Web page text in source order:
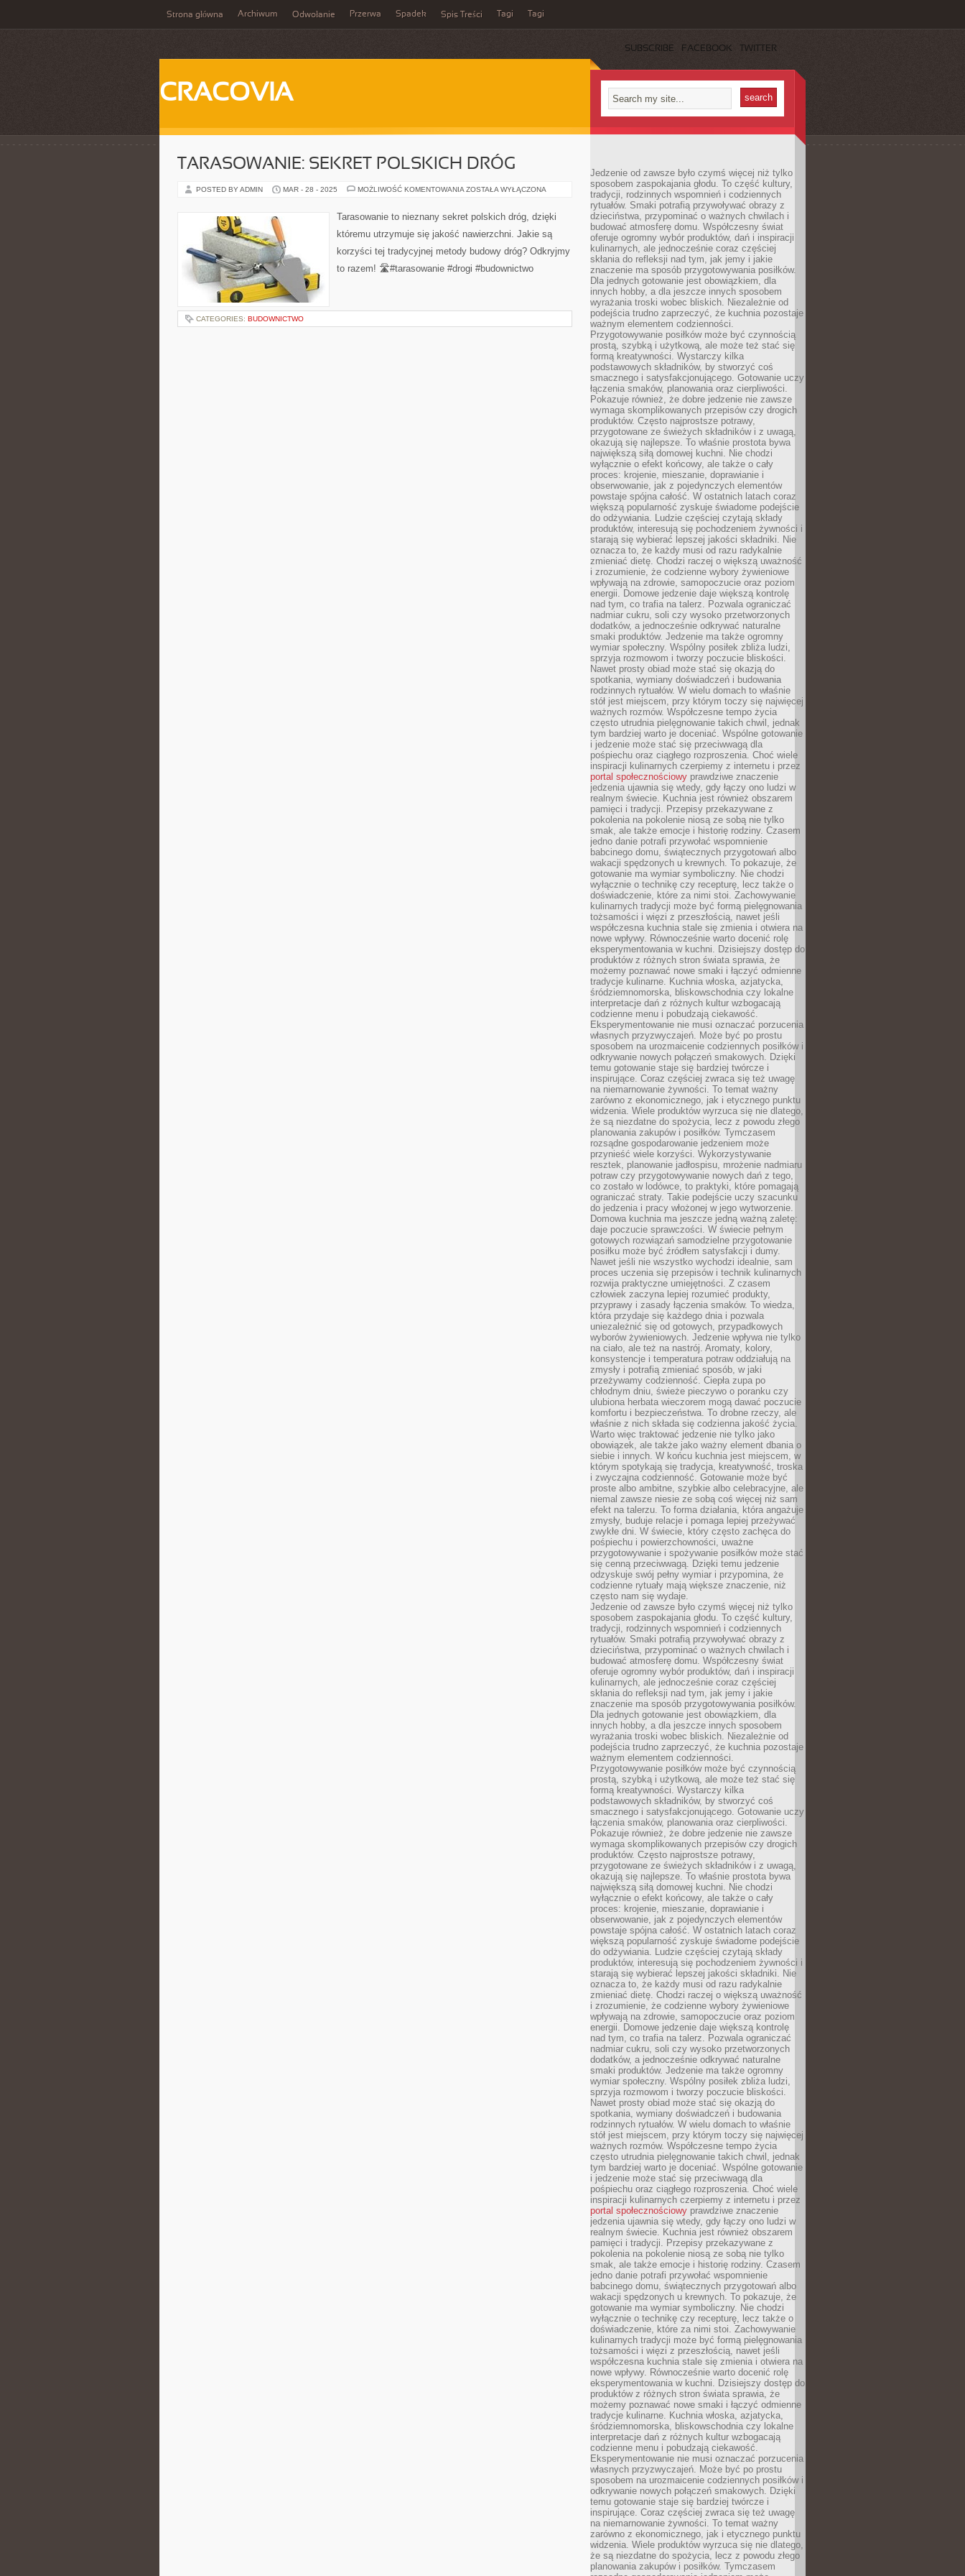
Strona główna Archiwum Odwołanie Przerwa Spadek Spis Treści Tagi Tagi
SUBSCRIBE FACEBOOK TWITTER
CRACOVIA
TARASOWANIE: SEKRET POLSKICH DRÓG
POSTED BY ADMIN MAR - 28 - 2025 MOŻLIWOŚĆ KOMENTOWANIA TARASOWANIE:
DRÓG
ZOSTAŁA WYŁĄCZONA
Tarasowanie to nieznany sekret polskich dróg, dzięki
któremu utrzymuje się jakość nawierzchni. Jakie są
korzyści tej tradycyjnej metody budowy dróg? Odkryjmy
to razem! 🛣️#tarasowanie #drogi #budownictwo
CATEGORIES: BUDOWNICTWO
Jedzenie od zawsze było czymś więcej niż tylko
sposobem zaspokajania głodu. To część kultury,
tradycji, rodzinnych wspomnień i codziennych
rytuałów. Smaki potrafią przywoływać obrazy z
dzieciństwa, przypominać o ważnych chwilach i
budować atmosferę domu. Współczesny świat
oferuje ogromny wybór produktów, dań i inspiracji
kulinarnych, ale jednocześnie coraz częściej
skłania do refleksji nad tym, jak jemy i jakie
znaczenie ma sposób przygotowywania posiłków.
Dla jednych gotowanie jest obowiązkiem, dla
innych hobby, a dla jeszcze innych sposobem
wyrażania troski wobec bliskich. Niezależnie od
podejścia trudno zaprzeczyć, że kuchnia pozostaje
ważnym elementem codzienności.
Przygotowywanie posiłków może być czynnością
prostą, szybką i użytkową, ale może też stać się
formą kreatywności. Wystarczy kilka
podstawowych składników, by stworzyć coś
smacznego i satysfakcjonującego. Gotowanie uczy
łączenia smaków, planowania oraz cierpliwości.
Pokazuje również, że dobre jedzenie nie zawsze
wymaga skomplikowanych przepisów czy drogich
produktów. Często najprostsze potrawy,
przygotowane ze świeżych składników i z uwagą,
okazują się najlepsze. To właśnie prostota bywa
największą siłą domowej kuchni. Nie chodzi
wyłącznie o efekt końcowy, ale także o cały
proces: krojenie, mieszanie, doprawianie i
obserwowanie, jak z pojedynczych elementów
powstaje spójna całość. W ostatnich latach coraz
większą popularność zyskuje świadome podejście
do odżywiania. Ludzie częściej czytają składy
produktów, interesują się pochodzeniem żywności i
starają się wybierać lepszej jakości składniki. Nie
oznacza to, że każdy musi od razu radykalnie
zmieniać dietę. Chodzi raczej o większą uważność
i zrozumienie, że codzienne wybory żywieniowe
wpływają na zdrowie, samopoczucie oraz poziom
energii. Domowe jedzenie daje większą kontrolę
nad tym, co trafia na talerz. Pozwala ograniczać
nadmiar cukru, soli czy wysoko przetworzonych
dodatków, a jednocześnie odkrywać naturalne
smaki produktów. Jedzenie ma także ogromny
wymiar społeczny. Wspólny posiłek zbliża ludzi,
sprzyja rozmowom i tworzy poczucie bliskości.
Nawet prosty obiad może stać się okazją do
spotkania, wymiany doświadczeń i budowania
rodzinnych rytuałów. W wielu domach to właśnie
stół jest miejscem, przy którym toczy się najwięcej
ważnych rozmów. Współczesne tempo życia
często utrudnia pielęgnowanie takich chwil, jednak
tym bardziej warto je doceniać. Wspólne gotowanie
i jedzenie może stać się przeciwwagą dla
pośpiechu oraz ciągłego rozproszenia. Choć wiele
inspiracji kulinarnych czerpiemy z internetu i przez
portal społecznościowy prawdziwe znaczenie
jedzenia ujawnia się wtedy, gdy łączy ono ludzi w
realnym świecie. Kuchnia jest również obszarem
pamięci i tradycji. Przepisy przekazywane z
pokolenia na pokolenie niosą ze sobą nie tylko
smak, ale także emocje i historię rodziny. Czasem
jedno danie potrafi przywołać wspomnienie
babcinego domu, świątecznych przygotowań albo
wakacji spędzonych u krewnych. To pokazuje, że
gotowanie ma wymiar symboliczny. Nie chodzi
wyłącznie o technikę czy recepturę, lecz także o
doświadczenie, które za nimi stoi. Zachowywanie
kulinarnych tradycji może być formą pielęgnowania
tożsamości i więzi z przeszłością, nawet jeśli
współczesna kuchnia stale się zmienia i otwiera na
nowe wpływy. Równocześnie warto docenić rolę
eksperymentowania w kuchni. Dzisiejszy dostęp do
produktów z różnych stron świata sprawia, że
możemy poznawać nowe smaki i łączyć odmienne
tradycje kulinarne. Kuchnia włoska, azjatycka,
śródziemnomorska, bliskowschodnia czy lokalne
interpretacje dań z różnych kultur wzbogacają
codzienne menu i pobudzają ciekawość.
Eksperymentowanie nie musi oznaczać porzucenia
własnych przyzwyczajeń. Może być po prostu
sposobem na urozmaicenie codziennych posiłków i
odkrywanie nowych połączeń smakowych. Dzięki
temu gotowanie staje się bardziej twórcze i
inspirujące. Coraz częściej zwraca się też uwagę
na niemarnowanie żywności. To temat ważny
zarówno z ekonomicznego, jak i etycznego punktu
widzenia. Wiele produktów wyrzuca się nie dlatego,
że są niezdatne do spożycia, lecz z powodu złego
planowania zakupów i posiłków. Tymczasem
rozsądne gospodarowanie jedzeniem może
przynieść wiele korzyści. Wykorzystywanie
resztek, planowanie jadłospisu, mrożenie nadmiaru
potraw czy przygotowywanie nowych dań z tego,
co zostało w lodówce, to praktyki, które pomagają
ograniczać straty. Takie podejście uczy szacunku
do jedzenia i pracy włożonej w jego wytworzenie.
Domowa kuchnia ma jeszcze jedną ważną zaletę:
daje poczucie sprawczości. W świecie pełnym
gotowych rozwiązań samodzielne przygotowanie
posiłku może być źródłem satysfakcji i dumy.
Nawet jeśli nie wszystko wychodzi idealnie, sam
proces uczenia się przepisów i technik kulinarnych
rozwija praktyczne umiejętności. Z czasem
człowiek zaczyna lepiej rozumieć produkty,
przyprawy i zasady łączenia smaków. To wiedza,
która przydaje się każdego dnia i pozwala
uniezależnić się od gotowych, przypadkowych
wyborów żywieniowych. Jedzenie wpływa nie tylko
na ciało, ale też na nastrój. Aromaty, kolory,
konsystencje i temperatura potraw oddziałują na
zmysły i potrafią zmieniać sposób, w jaki
przeżywamy codzienność. Ciepła zupa po
chłodnym dniu, świeże pieczywo o poranku czy
ulubiona herbata wieczorem mogą dawać poczucie
komfortu i bezpieczeństwa. To drobne rzeczy, ale
właśnie z nich składa się codzienna jakość życia.
Warto więc traktować jedzenie nie tylko jako
obowiązek, ale także jako ważny element dbania o
siebie i innych. W końcu kuchnia jest miejscem, w
którym spotykają się tradycja, kreatywność, troska
i zwyczajna codzienność. Gotowanie może być
proste albo ambitne, szybkie albo celebracyjne, ale
niemal zawsze niesie ze sobą coś więcej niż sam
efekt na talerzu. To forma działania, która angażuje
zmysły, buduje relacje i pomaga lepiej przeżywać
zwykłe dni. W świecie, który często zachęca do
pośpiechu i powierzchowności, uważne
przygotowywanie i spożywanie posiłków może stać
się cenną przeciwwagą. Dzięki temu jedzenie
odzyskuje swój pełny wymiar i przypomina, że
codzienne rytuały mają większe znaczenie, niż
często nam się wydaje.
Jedzenie od zawsze było czymś więcej niż tylko
sposobem zaspokajania głodu. To część kultury,
tradycji, rodzinnych wspomnień i codziennych
rytuałów. Smaki potrafią przywoływać obrazy z
dzieciństwa, przypominać o ważnych chwilach i
budować atmosferę domu. Współczesny świat
oferuje ogromny wybór produktów, dań i inspiracji
kulinarnych, ale jednocześnie coraz częściej
skłania do refleksji nad tym, jak jemy i jakie
znaczenie ma sposób przygotowywania posiłków.
Dla jednych gotowanie jest obowiązkiem, dla
innych hobby, a dla jeszcze innych sposobem
wyrażania troski wobec bliskich. Niezależnie od
podejścia trudno zaprzeczyć, że kuchnia pozostaje
ważnym elementem codzienności.
Przygotowywanie posiłków może być czynnością
prostą, szybką i użytkową, ale może też stać się
formą kreatywności. Wystarczy kilka
podstawowych składników, by stworzyć coś
smacznego i satysfakcjonującego. Gotowanie uczy
łączenia smaków, planowania oraz cierpliwości.
Pokazuje również, że dobre jedzenie nie zawsze
wymaga skomplikowanych przepisów czy drogich
produktów. Często najprostsze potrawy,
przygotowane ze świeżych składników i z uwagą,
okazują się najlepsze. To właśnie prostota bywa
największą siłą domowej kuchni. Nie chodzi
wyłącznie o efekt końcowy, ale także o cały
proces: krojenie, mieszanie, doprawianie i
obserwowanie, jak z pojedynczych elementów
powstaje spójna całość. W ostatnich latach coraz
większą popularność zyskuje świadome podejście
do odżywiania. Ludzie częściej czytają składy
produktów, interesują się pochodzeniem żywności i
starają się wybierać lepszej jakości składniki. Nie
oznacza to, że każdy musi od razu radykalnie
zmieniać dietę. Chodzi raczej o większą uważność
i zrozumienie, że codzienne wybory żywieniowe
wpływają na zdrowie, samopoczucie oraz poziom
energii. Domowe jedzenie daje większą kontrolę
nad tym, co trafia na talerz. Pozwala ograniczać
nadmiar cukru, soli czy wysoko przetworzonych
dodatków, a jednocześnie odkrywać naturalne
smaki produktów. Jedzenie ma także ogromny
wymiar społeczny. Wspólny posiłek zbliża ludzi,
sprzyja rozmowom i tworzy poczucie bliskości.
Nawet prosty obiad może stać się okazją do
spotkania, wymiany doświadczeń i budowania
rodzinnych rytuałów. W wielu domach to właśnie
stół jest miejscem, przy którym toczy się najwięcej
ważnych rozmów. Współczesne tempo życia
często utrudnia pielęgnowanie takich chwil, jednak
tym bardziej warto je doceniać. Wspólne gotowanie
i jedzenie może stać się przeciwwagą dla
pośpiechu oraz ciągłego rozproszenia. Choć wiele
inspiracji kulinarnych czerpiemy z internetu i przez
portal społecznościowy prawdziwe znaczenie
jedzenia ujawnia się wtedy, gdy łączy ono ludzi w
realnym świecie. Kuchnia jest również obszarem
pamięci i tradycji. Przepisy przekazywane z
pokolenia na pokolenie niosą ze sobą nie tylko
smak, ale także emocje i historię rodziny. Czasem
jedno danie potrafi przywołać wspomnienie
babcinego domu, świątecznych przygotowań albo
wakacji spędzonych u krewnych. To pokazuje, że
gotowanie ma wymiar symboliczny. Nie chodzi
wyłącznie o technikę czy recepturę, lecz także o
doświadczenie, które za nimi stoi. Zachowywanie
kulinarnych tradycji może być formą pielęgnowania
tożsamości i więzi z przeszłością, nawet jeśli
współczesna kuchnia stale się zmienia i otwiera na
nowe wpływy. Równocześnie warto docenić rolę
eksperymentowania w kuchni. Dzisiejszy dostęp do
produktów z różnych stron świata sprawia, że
możemy poznawać nowe smaki i łączyć odmienne
tradycje kulinarne. Kuchnia włoska, azjatycka,
śródziemnomorska, bliskowschodnia czy lokalne
interpretacje dań z różnych kultur wzbogacają
codzienne menu i pobudzają ciekawość.
Eksperymentowanie nie musi oznaczać porzucenia
własnych przyzwyczajeń. Może być po prostu
sposobem na urozmaicenie codziennych posiłków i
odkrywanie nowych połączeń smakowych. Dzięki
temu gotowanie staje się bardziej twórcze i
inspirujące. Coraz częściej zwraca się też uwagę
na niemarnowanie żywności. To temat ważny
zarówno z ekonomicznego, jak i etycznego punktu
widzenia. Wiele produktów wyrzuca się nie dlatego,
że są niezdatne do spożycia, lecz z powodu złego
planowania zakupów i posiłków. Tymczasem